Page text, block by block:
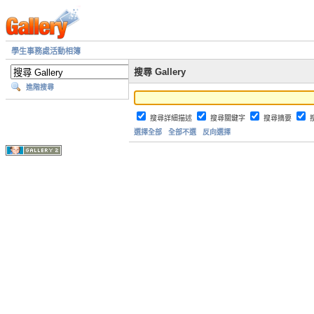
學生事務處活動相簿
進階搜尋
搜尋 Gallery
搜尋詳細描述 搜尋關鍵字 搜尋摘要
選擇全部
全部不選 反向選擇